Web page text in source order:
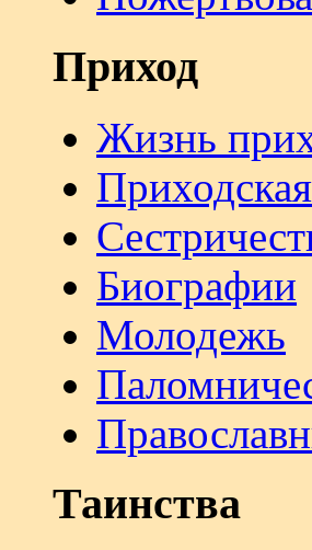
Приход
Жизнь
Биографии
Молодежь
Таинства